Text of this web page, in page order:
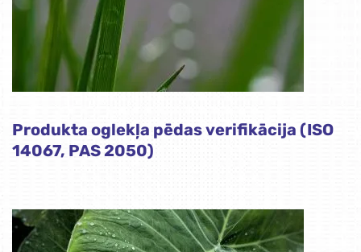
Produkta oglekļa pēdas verifikācija (ISO
14067, PAS 2050)